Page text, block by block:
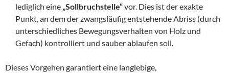
lediglich eine „Sollbruchstelle“vor. Dies ist der exakte
Punkt, an dem der zwangsläufig entstehende Abriss (durch
unterschiedliches Bewegungsverhalten von Holz und
Gefach) kontrolliert und sauber ablaufen soll.
Dieses Vorgehen garantiert eine langlebige,